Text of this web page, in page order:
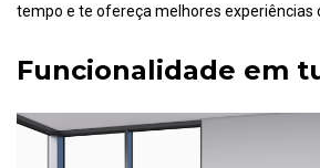
tempo e te ofereça melhores experiências
Funcionalidade em